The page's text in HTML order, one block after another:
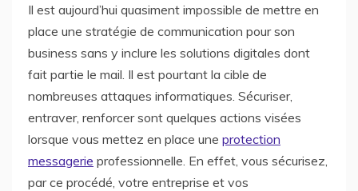
Il est aujourd’hui quasiment impossible de mettre en
place une stratégie de communication pour son
business sans y inclure les solutions digitales dont
fait partie le mail. Il est pourtant la cible de
nombreuses attaques informatiques. Sécuriser,
entraver, renforcer sont quelques actions visées
lorsque vous mettez en place une protection
messagerie professionnelle. En effet, vous sécurisez,
par ce procédé, votre entreprise et vos